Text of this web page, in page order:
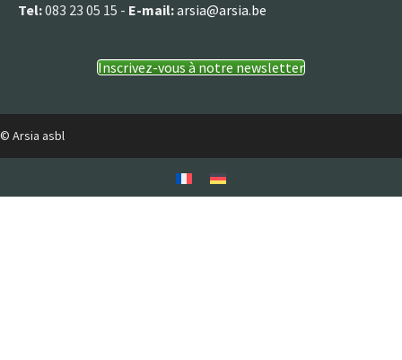
Tel:083 23 05 15 - E-mail:arsia@arsia.be
Inscrivez-vous à notre newsletter
© Arsia asbl